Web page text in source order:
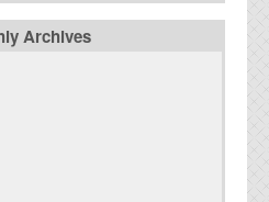
Archives